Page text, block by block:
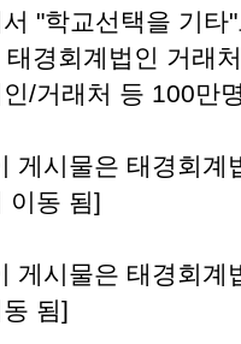
"학교선택을 기타
태경회계법인 거래
/거래처 등 100만
게시물은 태경회계
이동 됨]
게시물은 태경회계
동 됨]